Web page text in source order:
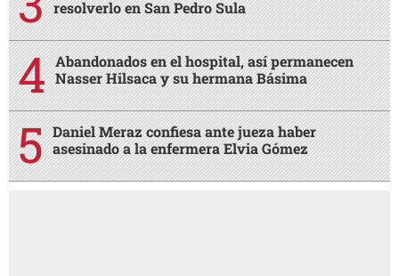
resolverlo en San Pedro Sula
Abandonados en el hospital, así permanecen
Nasser Hilsaca y su hermana Básima
Daniel Meraz confiesa ante jueza haber
asesinado a la enfermera Elvia Gómez